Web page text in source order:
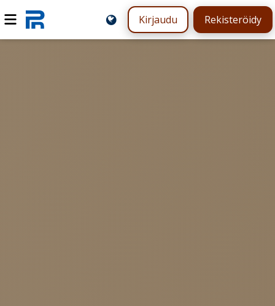
Kirjaudu Rekisteröidy